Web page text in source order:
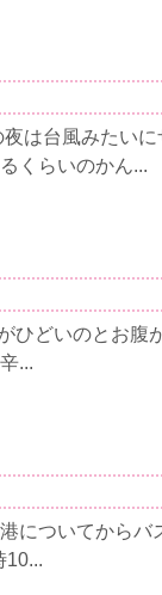
は台風みたい
くらいのかん...
ひどいのとお腹
...
についてからバ
10...